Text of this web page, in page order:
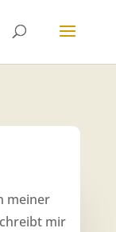
meiner
mir